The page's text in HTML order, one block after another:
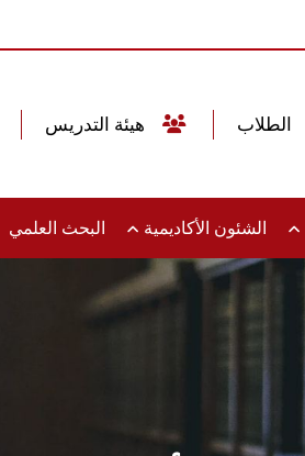
الشئون الأكاديمية البحث العلمي